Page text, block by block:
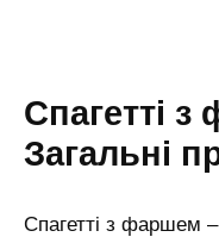
Спагетті
Загальні
Спагетті з фаршем